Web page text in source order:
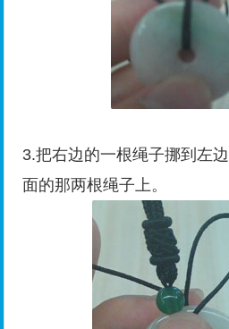
3.把右边的一根绳子挪到左
面的那两根绳子上。